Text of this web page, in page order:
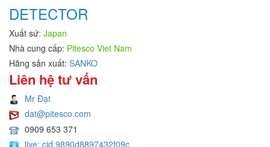
DETECTOR
Xuất sứ: Japan
Nhà cung cấp: Pitesco Viet Nam
Hãng sản xuất: SANKO
Liên hệ tư vấn
Mr Đạt
dat@pitesco.com
0909 653 371
live:.cid.9890d8897432f09c